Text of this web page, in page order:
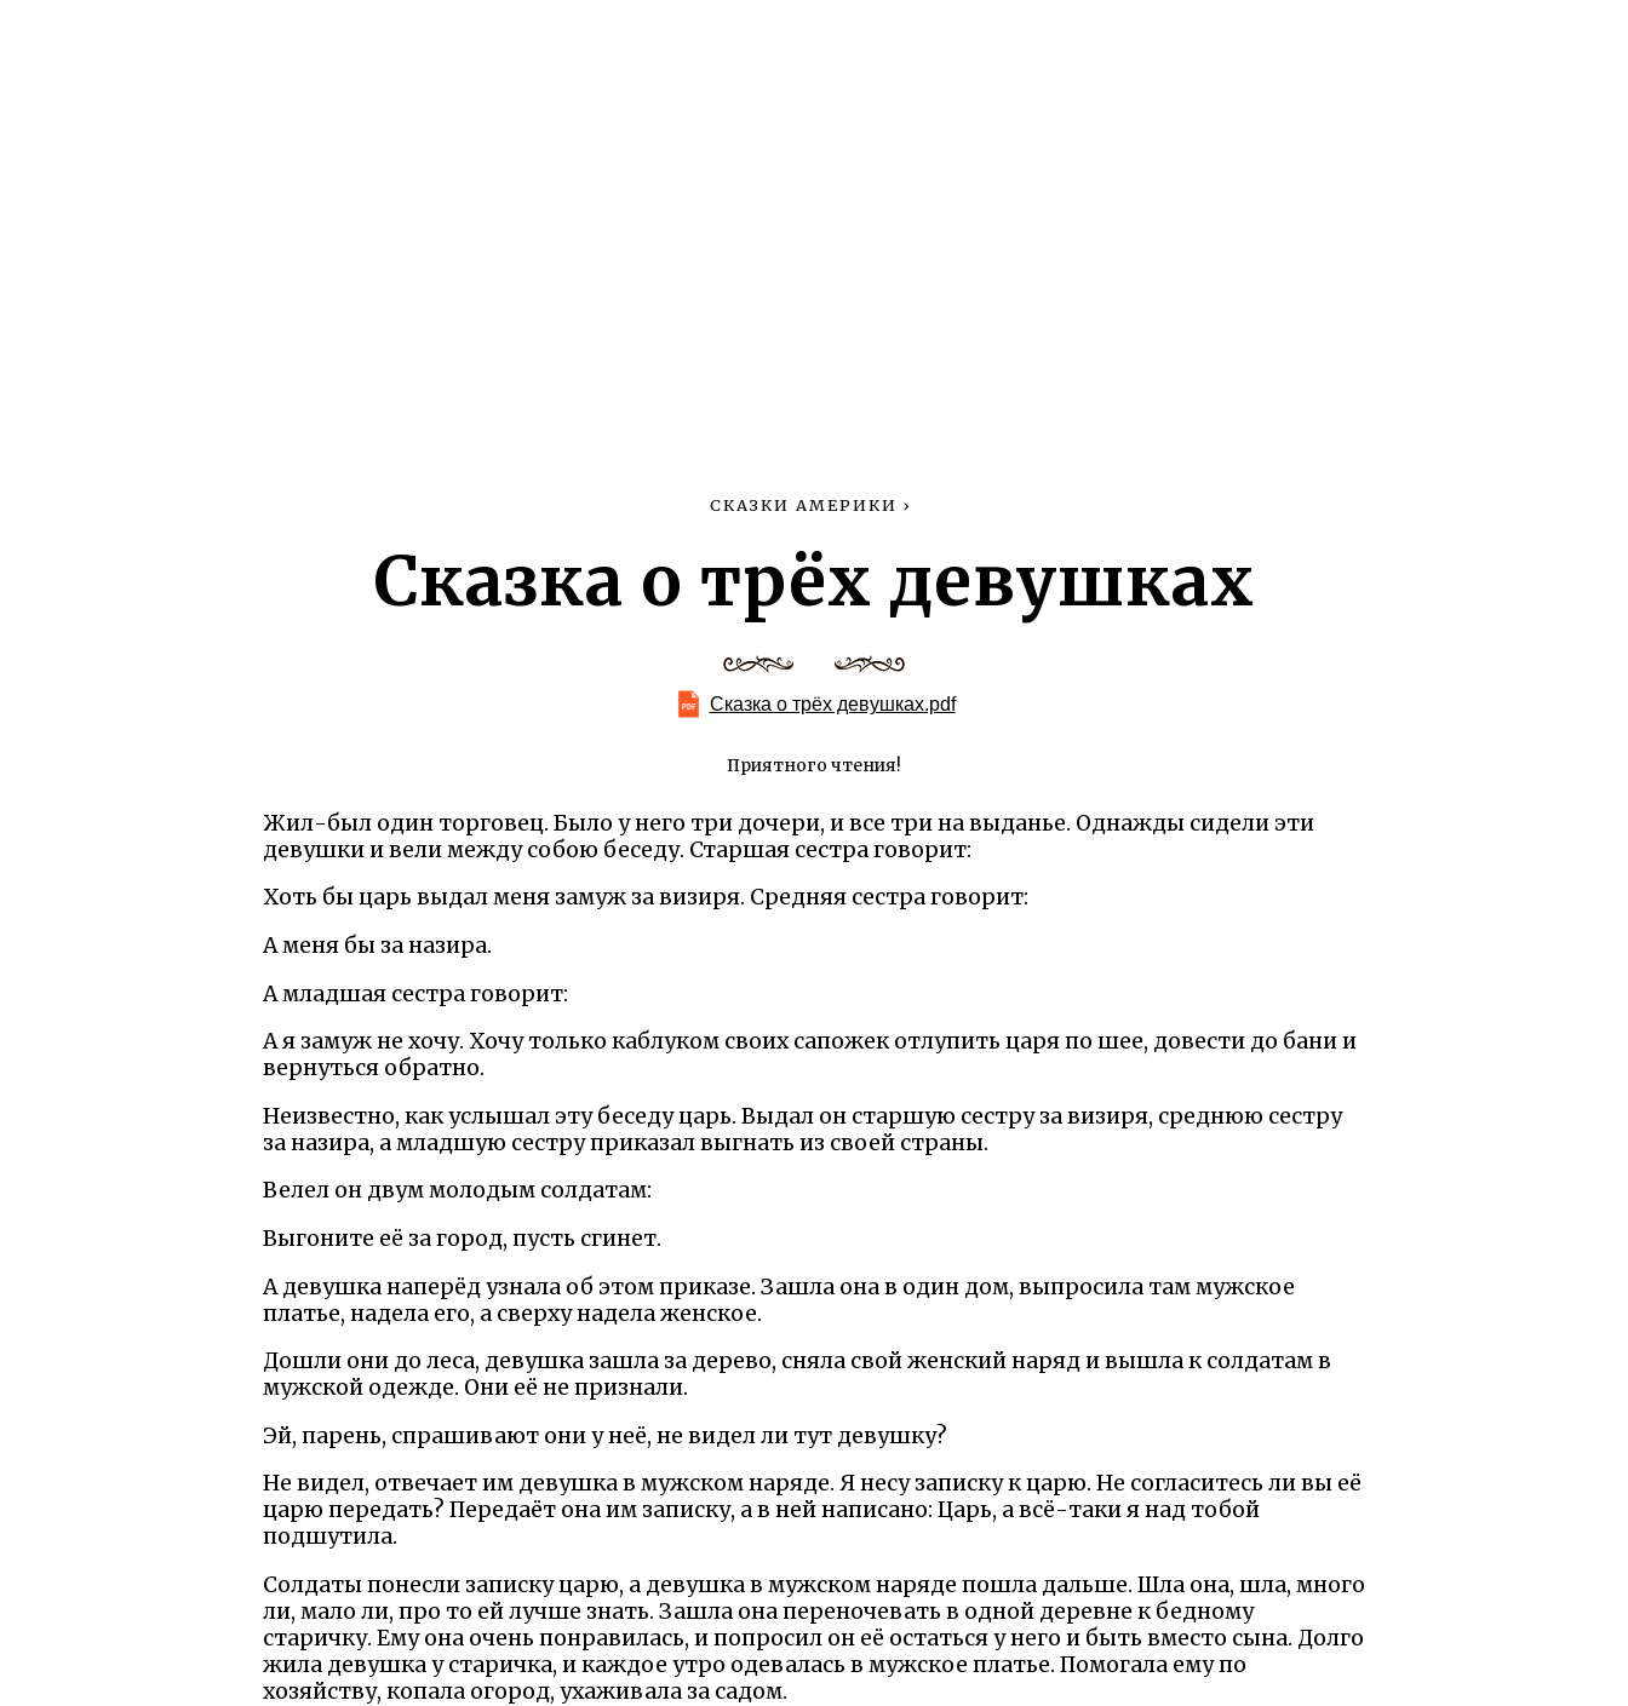
СКАЗКИ АМЕРИКИ ›
Сказка о трёх девушках
Сказка о трёх девушках.pdf
Приятного чтения!
Жил-был один торговец. Было у него три дочери, и все три на выданье. Однажды сидели эти
девушки и вели между собою беседу. Старшая сестра говорит:
Хоть бы царь выдал меня замуж за визиря. Средняя сестра говорит:
А меня бы за назира.
А младшая сестра говорит:
А я замуж не хочу. Хочу только каблуком своих сапожек отлупить царя по шее, довести до бани и
вернуться обратно.
Неизвестно, как услышал эту беседу царь. Выдал он старшую сестру за визиря, среднюю сестру
за назира, а младшую сестру приказал выгнать из своей страны.
Велел он двум молодым солдатам:
Выгоните её за город, пусть сгинет.
А девушка наперёд узнала об этом приказе. Зашла она в один дом, выпросила там мужское
платье, надела его, а сверху надела женское.
Дошли они до леса, девушка зашла за дерево, сняла свой женский наряд и вышла к солдатам в
мужской одежде. Они её не признали.
Эй, парень, спрашивают они у неё, не видел ли тут девушку?
Не видел, отвечает им девушка в мужском наряде. Я несу записку к царю. Не согласитесь ли вы её
царю передать? Передаёт она им записку, а в ней написано: Царь, а всё-таки я над тобой
подшутила.
Солдаты понесли записку царю, а девушка в мужском наряде пошла дальше. Шла она, шла, много
ли, мало ли, про то ей лучше знать. Зашла она переночевать в одной деревне к бедному
старичку. Ему она очень понравилась, и попросил он её остаться у него и быть вместо сына. Долго
жила девушка у старичка, и каждое утро одевалась в мужское платье. Помогала ему по
хозяйству, копала огород, ухаживала за садом.